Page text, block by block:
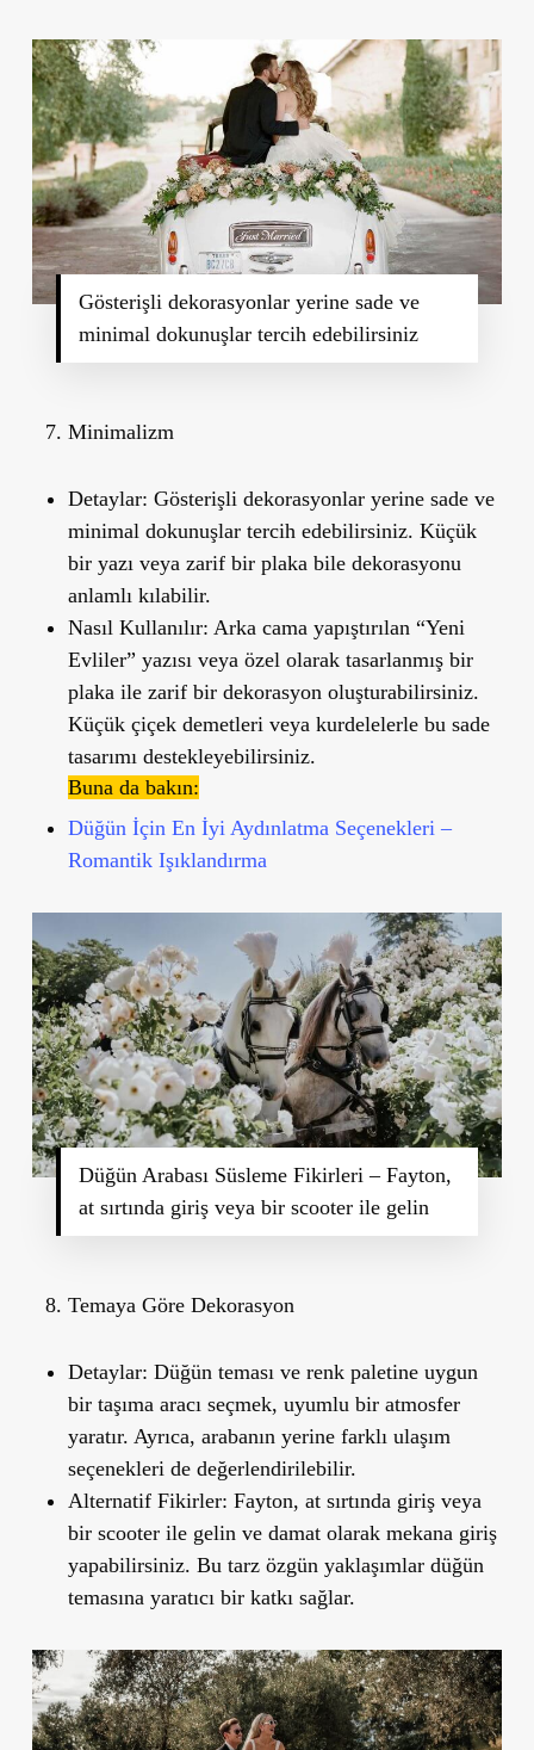
Gösterişli dekorasyonlar yerine sade ve
minimal dokunuşlar tercih edebilirsiniz
Minimalizm
Detaylar: Gösterişli dekorasyonlar yerine sade ve
minimal dokunuşlar tercih edebilirsiniz. Küçük
bir yazı veya zarif bir plaka bile dekorasyonu
anlamlı kılabilir.
Nasıl Kullanılır: Arka cama yapıştırılan “Yeni
Evliler” yazısı veya özel olarak tasarlanmış bir
plaka ile zarif bir dekorasyon oluşturabilirsiniz.
Küçük çiçek demetleri veya kurdelelerle bu sade
tasarımı destekleyebilirsiniz.
Buna da bakın:
Düğün İçin En İyi Aydınlatma Seçenekleri –
Romantik Işıklandırma
Düğün Arabası Süsleme Fikirleri – Fayton,
at sırtında giriş veya bir scooter ile gelin
Temaya Göre Dekorasyon
Detaylar: Düğün teması ve renk paletine uygun
bir taşıma aracı seçmek, uyumlu bir atmosfer
yaratır. Ayrıca, arabanın yerine farklı ulaşım
seçenekleri de değerlendirilebilir.
Alternatif Fikirler: Fayton, at sırtında giriş veya
bir scooter ile gelin ve damat olarak mekana giriş
yapabilirsiniz. Bu tarz özgün yaklaşımlar düğün
temasına yaratıcı bir katkı sağlar.